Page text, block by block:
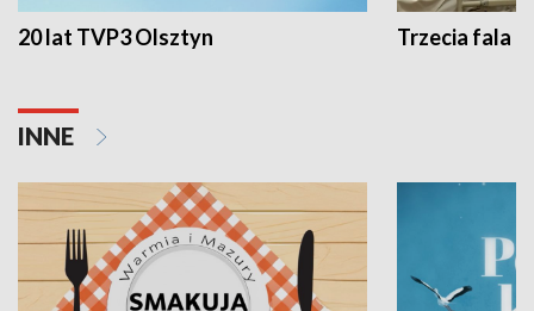
20 lat TVP3 Olsztyn Trzecia fala -
INNE